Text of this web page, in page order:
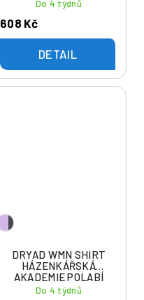
Do 4 týdnů
608 Kč
DETAIL
DRYAD WMN SHIRT
HÁZENKÁŘSKÁ
AKADEMIE POLABÍ
Do 4 týdnů